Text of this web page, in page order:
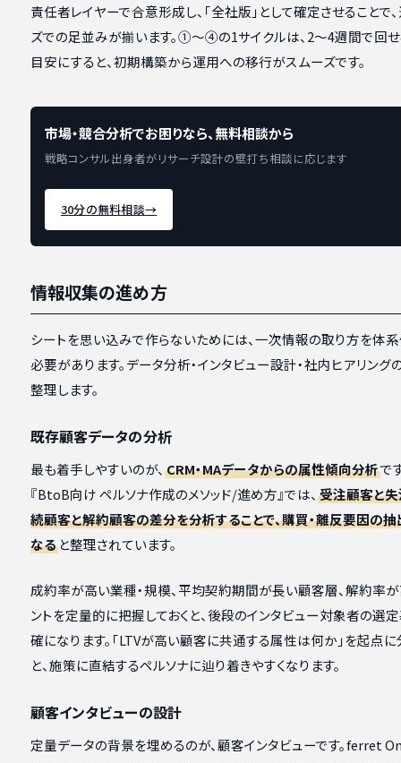
責任者レイヤーで合意形成し、「全社版」として確定させることで
ズでの足並みが揃います。①〜④の1サイクルは、2〜4週間で回
目安にすると、初期構築から運用への移行がスムーズです。
市場・競合分析でお困りなら、無料相談から
戦略コンサル出身者がリサーチ設計の壁打ち相談に応じます
30分の無料相談→
情報収集の進め方
シートを思い込みで作らないためには、一次情報の取り方を体系
必要があります。データ分析・インタビュー設計・社内ヒアリング
整理します。
既存顧客データの分析
最も着手しやすいのが、 CRM・MAデータからの属性傾向分析で
『BtoB向け ペルソナ作成のメソッド/進め方』では、 受注顧客と失
続顧客と解約顧客の差分を分析することで、購買・離反要因の
なると整理されています。
成約率が高い業種・規模、平均契約期間が長い顧客層、解約率
ントを定量的に把握しておくと、後段のインタビュー対象者の選
確になります。「LTVが高い顧客に共通する属性は何か」を起点
と、施策に直結するペルソナに辿り着きやすくなります。
顧客インタビューの設計
定量データの背景を埋めるのが、顧客インタビューです。ferret